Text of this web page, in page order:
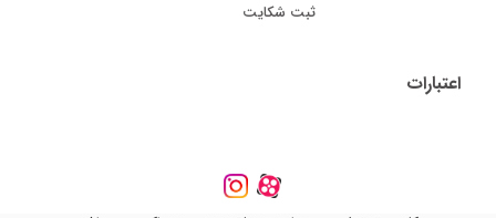
ثبت شکایت
اعتبارات